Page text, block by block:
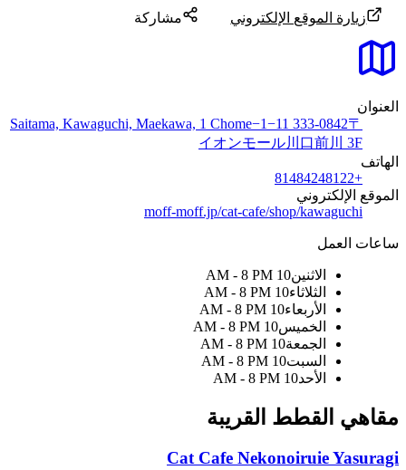
زيارة الموقع الإلكتروني مشاركة
العنوان
〒333-0842 Saitama, Kawaguchi, Maekawa, 1 Chome−1−11
イオンモール川口前川 3F
الهاتف
+81484248122
الموقع الإلكتروني
moff-moff.jp/cat-cafe/shop/kawaguchi
ساعات العمل
الاثنين10 AM - 8 PM
الثلاثاء10 AM - 8 PM
الأربعاء10 AM - 8 PM
الخميس10 AM - 8 PM
الجمعة10 AM - 8 PM
السبت10 AM - 8 PM
الأحد10 AM - 8 PM
مقاهي القطط القريبة
Cat Cafe Nekonoiruie Yasuragi